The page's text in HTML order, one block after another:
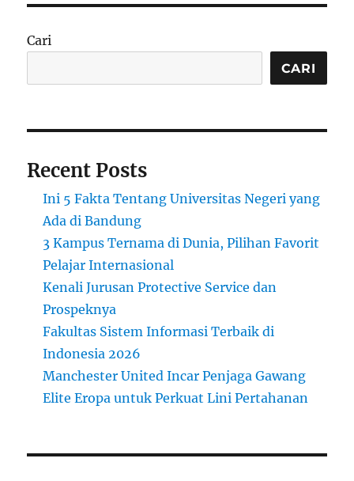
Cari
CARI
Recent Posts
Ini 5 Fakta Tentang Universitas Negeri yang
Ada di Bandung
3 Kampus Ternama di Dunia, Pilihan Favorit
Pelajar Internasional
Kenali Jurusan Protective Service dan
Prospeknya
Fakultas Sistem Informasi Terbaik di
Indonesia 2026
Manchester United Incar Penjaga Gawang
Elite Eropa untuk Perkuat Lini Pertahanan